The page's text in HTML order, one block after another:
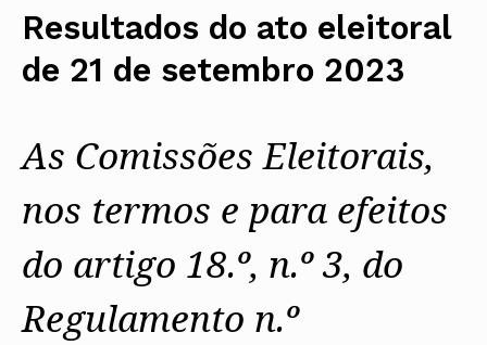
Resultados do ato eleitoral
de 21 de setembro 2023
As Comissões Eleitorais,
nos termos e para efeitos
do artigo 18.º, n.º 3, do
Regulamento n.º